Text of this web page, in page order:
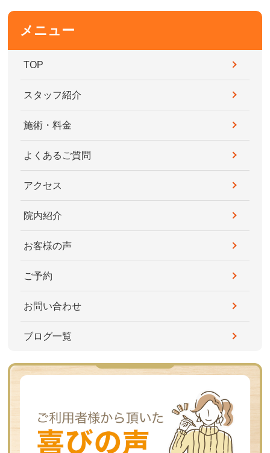
メニュー
TOP
スタッフ紹介
施術・料金
よくあるご質問
アクセス
院内紹介
お客様の声
ご予約
お問い合わせ
ブログ一覧